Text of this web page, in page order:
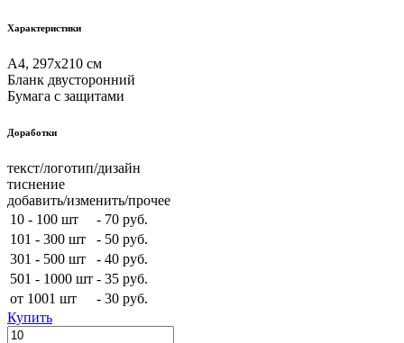
Характеристики
А4, 297х210 см
Бланк двусторонний
Бумага с защитами
Доработки
текст/логотип/дизайн
тиснение
добавить/изменить/прочее
10 - 100 шт
- 70 руб.
101 - 300 шт
- 50 руб.
301 - 500 шт
- 40 руб.
501 - 1000 шт - 35 руб.
от 1001 шт
- 30 руб.
Купить